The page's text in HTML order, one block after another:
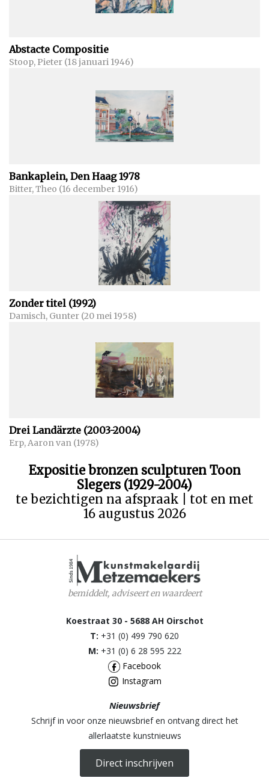
Abstacte Compositie
Stoop, Pieter (18 januari 1946)
Bankaplein, Den Haag 1978
Bitter, Theo (16 december 1916)
Zonder titel (1992)
Damisch, Gunter (20 mei 1958)
Drei Landärzte (2003-2004)
Erp, Aaron van (1978)
Expositie bronzen sculpturen Toon
Slegers (1929-2004)
te bezichtigen na afspraak | tot en met
16 augustus 2026
bemiddelt, adviseert en waardeert
Koestraat 30 - 5688 AH Oirschot
T: +31 (0) 499 790 620
M: +31 (0) 6 28 595 222
Facebook
Instagram
Nieuwsbrief
Schrijf in voor onze nieuwsbrief en ontvang direct het
allerlaatste kunstnieuws
Direct inschrijven